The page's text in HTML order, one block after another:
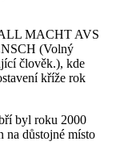
MACHT AVS
(Volný
člověk.), kde
kříže rok
byl roku 2000
na důstojné místo